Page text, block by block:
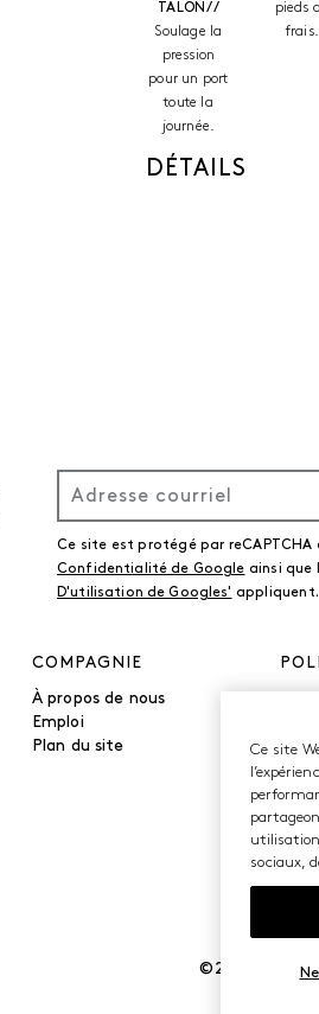
TALON //
Soulage la
pression
pour un port
toute la
journée.
pieds
frais.
DÉTAILS
Ce site est protégé par reCAPTCHA
Confidentialité de Google ainsi que
D'utilisation de Googles' appliquent.
COMPAGNIE
À propos de nous
Emploi
Plan du site
©2026
Ce site
sociaux,